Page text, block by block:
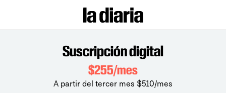
Suscripción digital
$255/mes
A partir del tercer mes $510/mes